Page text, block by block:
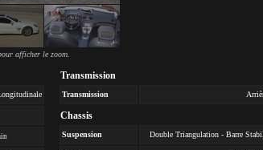
afficher le zoom.
Transmission
Transmission
Chassis
Suspension Double Triangulation - Barre